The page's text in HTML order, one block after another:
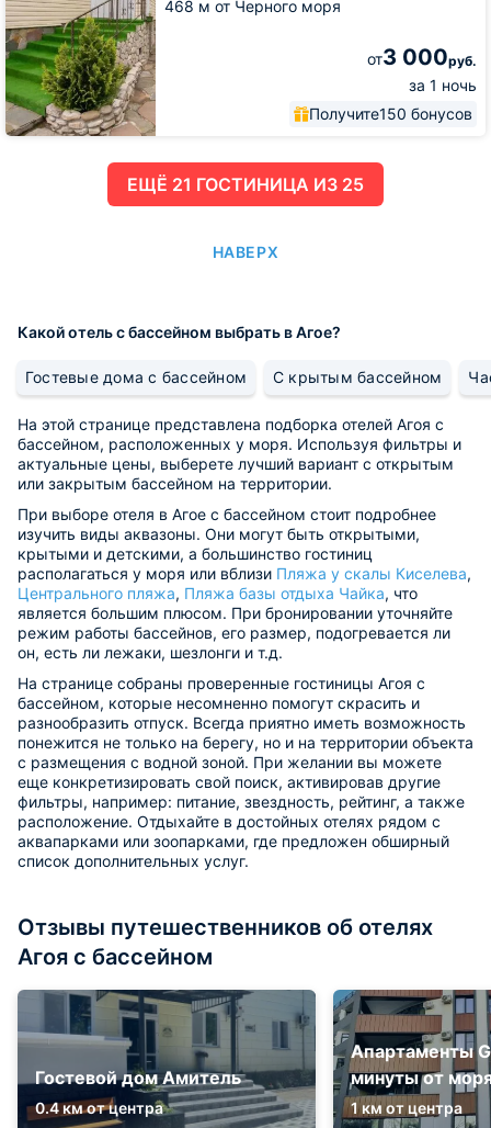
468 м от Черного моря
от3 000руб.
за 1 ночь
Получите150 бонусов
ЕЩË 21 ГОСТИНИЦА ИЗ 25
НАВЕРХ
Какой отель с бассейном выбрать в Агое?
Гостевые дома с бассейном С крытым бассейном
На этой странице представлена подборка отелей Агоя с
бассейном, расположенных у моря. Используя фильтры и
актуальные цены, выберете лучший вариант с открытым
или закрытым бассейном на территории.
При выборе отеля в Агое с бассейном стоит подробнее
изучить виды аквазоны. Они могут быть открытыми,
крытыми и детскими, а большинство гостиниц
располагаться у моря или вблизи Пляжа у скалы Киселева,
Центрального пляжа, Пляжа базы отдыха Чайка, что
является большим плюсом. При бронировании уточняйте
режим работы бассейнов, его размер, подогревается ли
он, есть ли лежаки, шезлонги и т.д.
На странице собраны проверенные гостиницы Агоя с
бассейном, которые несомненно помогут скрасить и
разнообразить отпуск. Всегда приятно иметь возможность
понежится не только на берегу, но и на территории объекта
с размещения с водной зоной. При желании вы можете
еще конкретизировать свой поиск, активировав другие
фильтры, например: питание, звездность, рейтинг, а также
расположение. Отдыхайте в достойных отелях рядом с
аквапарками или зоопарками, где предложен обширный
список дополнительных услуг.
Отзывы путешественников об отелях
Агоя с бассейном
Гостевой дом Амитель
0.4 км от центра
Апартаменты
минуты от
1 км от центра